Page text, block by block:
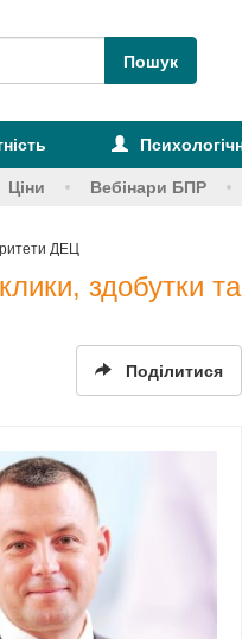
Ціни Вебінари БПР
ДЕЦ
здобутки та
Поділитися